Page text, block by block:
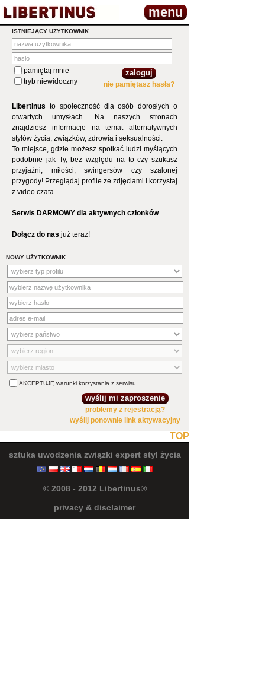
menu
ISTNIEJĄCY UŻYTKOWNIK
pamiętaj mnie
tryb niewidoczny
nie pamiętasz hasła?
Libertinus to społeczność dla osób dorosłych o
otwartych umysłach. Na naszych stronach
znajdziesz informacje na temat alternatywnych
stylów życia, związków, zdrowia i seksualności.
To miejsce, gdzie możesz spotkać ludzi myślących
podobnie jak Ty, bez względu na to czy szukasz
przyjaźni, miłości, swingersów czy szalonej
przygody! Przeglądaj profile ze zdjęciami i korzystaj
z video czata.
Serwis DARMOWY dla aktywnych członków.
Dołącz do nas już teraz!
NOWY UŻYTKOWNIK
AKCEPTUJĘ warunki korzystania z serwisu
problemy z rejestracją?
wyślij ponownie link aktywacyjny
TOP
sztuka uwodzenia związki expert styl życia
© 2008 - 2012 Libertinus®
privacy & disclaimer